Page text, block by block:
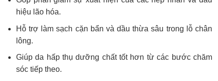
hiệu lão hóa.
Hỗ trợ làm sạch cặn bẩn và dầu thừa sâu trong lỗ chân
lông.
Giúp da hấp thụ dưỡng chất tốt hơn từ các bước chăm
sóc tiếp theo.